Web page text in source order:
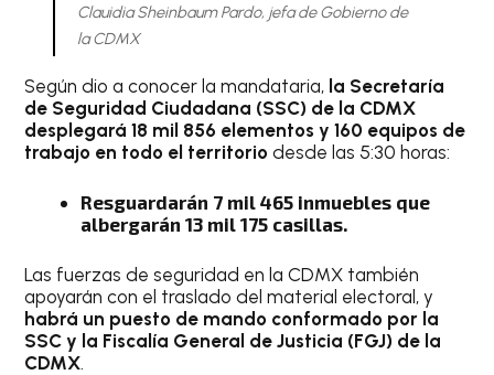
Clauidia Sheinbaum Pardo, jefa de Gobierno de
la CDMX
Según dio a conocer la mandataria, la Secretaría
de Seguridad Ciudadana (SSC) de la CDMX
desplegará 18 mil 856 elementos y 160 equipos de
trabajo en todo el territorio desde las 5:30 horas:
Resguardarán 7 mil 465 inmuebles que
albergarán 13 mil 175 casillas.
Las fuerzas de seguridad en la CDMX también
apoyarán con el traslado del material electoral, y
habrá un puesto de mando conformado por la
SSC y la Fiscalía General de Justicia (FGJ) de la
CDMX.